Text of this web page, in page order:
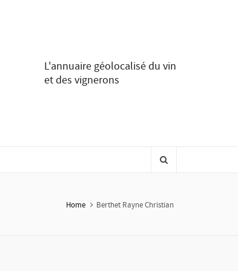
L'annuaire géolocalisé du vin
et des vignerons
Home Berthet Rayne Christian